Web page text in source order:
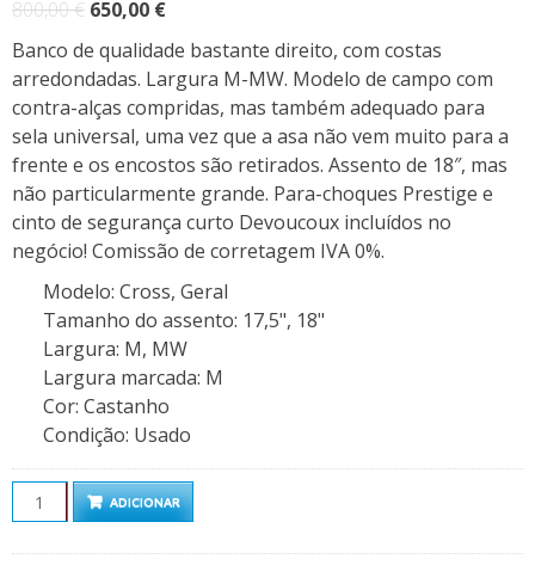
800,00€ O
preço
original
era:
800,00 €.
650,00 €O
preço
atual
é:
650,00 €.
Banco de qualidade bastante direito, com costas
arredondadas. Largura M-MW. Modelo de campo com
contra-alças compridas, mas também adequado para
sela universal, uma vez que a asa não vem muito para a
frente e os encostos são retirados. Assento de 18″, mas
não particularmente grande. Para-choques Prestige e
cinto de segurança curto Devoucoux incluídos no
negócio! Comissão de corretagem IVA 0%.
Modelo: Cross, Geral
Tamanho do assento: 17,5", 18"
Largura: M, MW
Largura marcada: M
Cor: Castanho
Condição: Usado
QuantidadeADICIONAR